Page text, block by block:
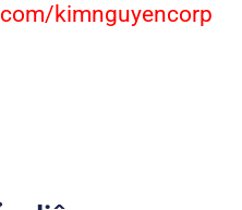
kimnguyencorp